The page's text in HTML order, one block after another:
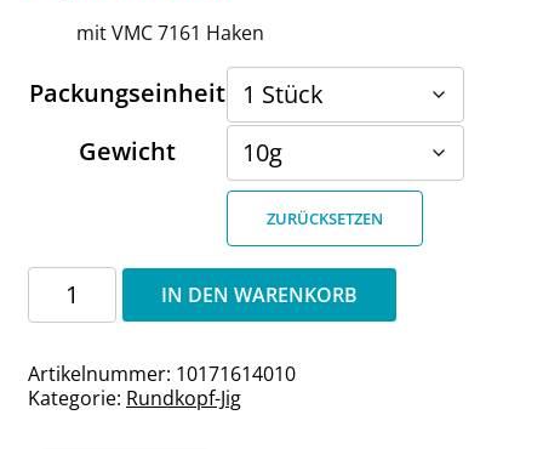
mit VMC 7161 Haken
Packungseinheit
Gewicht
ZURÜCKSETZEN
Rundkopf-
4/0
7161
Haken
IN DEN WARENKORB
Artikelnummer: 10171614010
Kategorie: Rundkopf-Jig